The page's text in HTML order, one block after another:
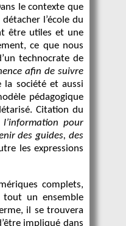
le contexte que
l’école du
être utiles et une
ce que nous
technocrate de
afin de suivre
société et aussi
pédagogique
Citation du
pour
des guides, des
les expressions
complets,
tout un ensemble
il se trouvera
impliqué dans